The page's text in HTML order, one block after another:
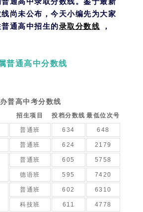
尚未公布，今天小编先为大家
通高中招生的录取分数线
，
普通高中分数线
普高中考分数线
招生项目 投档分数线 最低位次号
普通班 634 648
普通班 624 2179
普通班 605 5758
德语班 595 7420
普通班 602 6310
科技班 611 4778